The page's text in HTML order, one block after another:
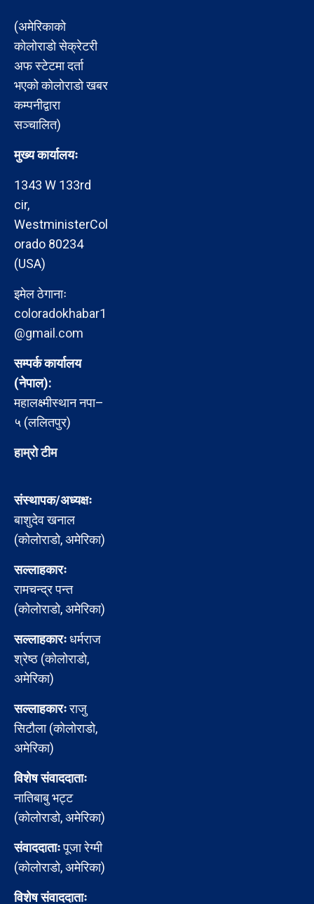
(अमेरिकाको
कोलोराडो सेक्रेटरी
अफ स्टेटमा दर्ता
भएको कोलोराडो खबर
कम्पनीद्वारा
सञ्चालित)
मुख्य कार्यालयः
1343 W 133rd
cir,
WestministerCol
orado 80234
(USA)
इमेल ठेगानाः
coloradokhabar1
@gmail.com
सम्पर्क कार्यालय
(नेपाल):
महालक्ष्मीस्थान नपा–
५ (ललितपुर)
हाम्रो टीम
संस्थापक/अध्यक्षः
बाशुदेव खनाल
(कोलोराडो, अमेरिका)
सल्लाहकारः
रामचन्द्र पन्त
(कोलोराडो, अमेरिका)
सल्लाहकारःधर्मराज
श्रेष्ठ (कोलोराडो,
अमेरिका)
सल्लाहकारःराजु
सिटौला (कोलोराडो,
अमेरिका)
विशेष संवाददाताः
नातिबाबु भट्ट
(कोलोराडो, अमेरिका)
संवाददाताःपूजा रेग्मी
(कोलोराडो, अमेरिका)
विशेष संवाददाताः